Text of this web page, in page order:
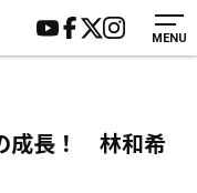
MENU
紹介
員様の声
成長！ 林和希